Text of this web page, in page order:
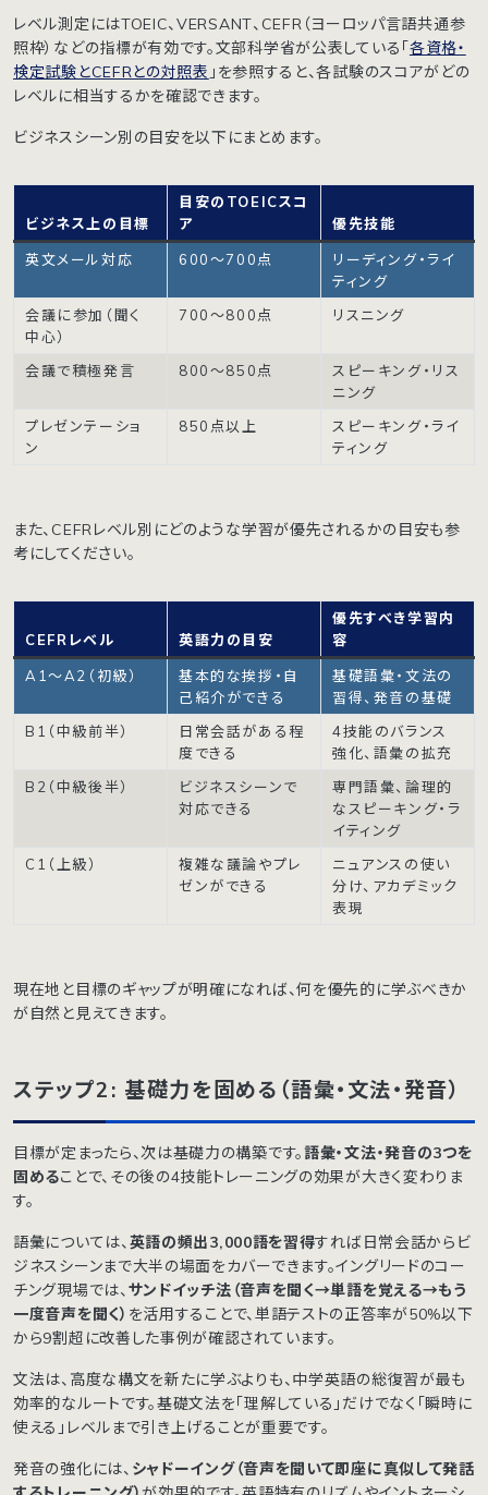
レベル測定にはTOEIC、VERSANT、CEFR（ヨーロッパ言語共通参
照枠）などの指標が有効です。文部科学省が公表している「各資格・
検定試験とCEFRとの対照表 」を参照すると、各試験のスコアがどの
レベルに相当するかを確認できます。
ビジネスシーン別の目安を以下にまとめます。
ビジネス上の目標
目安のTOEICスコ
ア
優先技能
英文メール対応 600〜700点
リーディング・ライ
ティング
会議に参加（聞く
中心）
700〜800点 リスニング
会議で積極発言 800〜850点
スピーキング・リス
ニング
プレゼンテーショ
ン
850点以上
スピーキング・ライ
ティング
また、CEFRレベル別にどのような学習が優先されるかの目安も参
考にしてください。
CEFRレベル 英語力の目安
優先すべき学習内
容
A1〜A2（初級）
基本的な挨拶・自
己紹介ができる
基礎語彙・文法の
習得、発音の基礎
B1（中級前半）
日常会話がある程
度できる
4技能のバランス
強化、語彙の拡充
B2（中級後半）
ビジネスシーンで
対応できる
専門語彙、論理的
なスピーキング・ラ
イティング
C1（上級）
複雑な議論やプレ
ゼンができる
ニュアンスの使い
分け、アカデミック
表現
現在地と目標のギャップが明確になれば、何を優先的に学ぶべきか
が自然と見えてきます。
ステップ2: 基礎力を固める（語彙・文法・発音）
目標が定まったら、次は基礎力の構築です。語彙・文法・発音の3つを
固めることで、その後の4技能トレーニングの効果が大きく変わりま
す。
語彙については、 英語の頻出3,000語を習得すれば日常会話からビ
ジネスシーンまで大半の場面をカバーできます。イングリードのコー
チング現場では、 サンドイッチ法（音声を聞く→単語を覚える→もう
一度音声を聞く） を活用することで、単語テストの正答率が50%以下
から9割超に改善した事例が確認されています。
文法は、高度な構文を新たに学ぶよりも、中学英語の総復習が最も
効率的なルートです。基礎文法を「理解している」だけでなく「瞬時に
使える」レベルまで引き上げることが重要です。
発音の強化には、 シャドーイング（音声を聞いて即座に真似して発話